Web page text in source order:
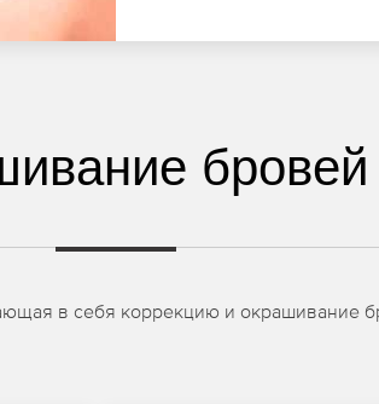
бровей
в себя коррекцию и окрашивание